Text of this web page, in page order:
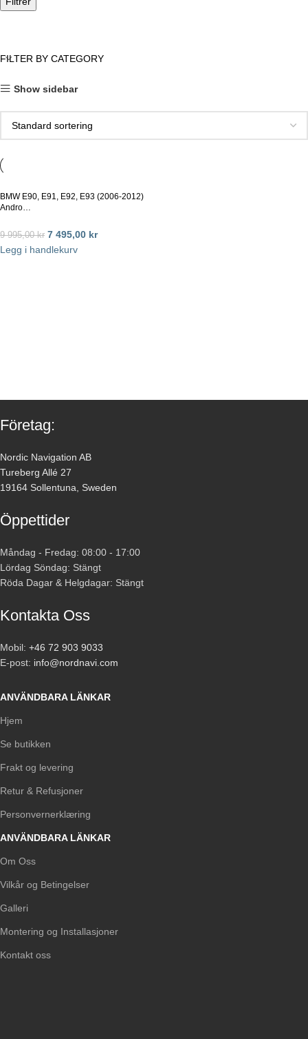
FILTER BY CATEGORY
Show sidebar
BMW E90, E91, E92, E93 (2006-2012)
Andro…
9 995,00kr 7 495,00 kr
Legg i handlekurv
Företag:
Nordic Navigation AB
Tureberg Allé 27
19164 Sollentuna, Sweden
Öppettider
Måndag - Fredag: 08:00 - 17:00
Lördag Söndag: Stängt
Röda Dagar & Helgdagar: Stängt
Kontakta Oss
Mobil: +46 72 903 9033
E-post: info@nordnavi.com
ANVÄNDBARA LÄNKAR
Hjem
Se butikken
Frakt og levering
Retur & Refusjoner
Personvernerklæring
ANVÄNDBARA LÄNKAR
Om Oss
Vilkår og Betingelser
Galleri
Montering og Installasjoner
Kontakt oss